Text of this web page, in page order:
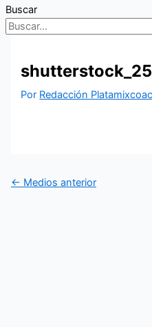
Buscar
Por Redacción
← Medios anterior